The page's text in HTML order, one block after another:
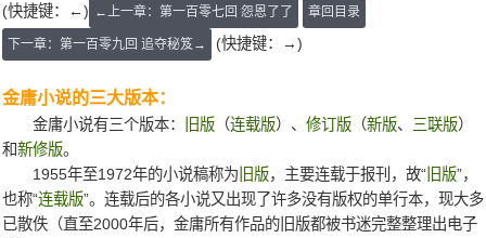
(快捷键：←) ←上一章：第一百零七回 怨恩了了 章回目录
下一章：第一百零九回 追夺秘笈→ (快捷键：→)
金庸小说的三大版本：
金庸小说有三个版本： 旧版 （连载版）、 修订版 （新版、 三联版）
和新修版。
1955年至1972年的小说稿称为 旧版，主要连载于报刊，故“ 旧版”，
也称“连载版”。连载后的各小说又出现了许多没有版权的单行本，现大多
已散佚（直至2000年后，金庸所有作品的旧版都被书迷完整整理出电子